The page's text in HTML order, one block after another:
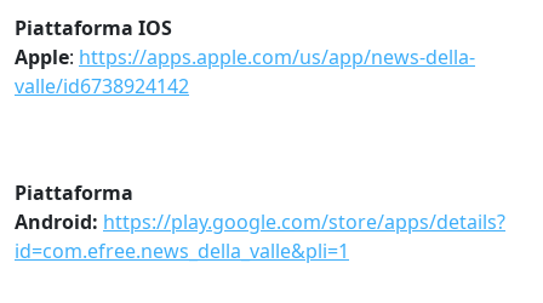
Piattaforma IOS
Apple: https://apps.apple.com/us/app/news-della-
valle/id6738924142
Piattaforma
Android: https://play.google.com/store/apps/details?
id=com.efree.news_della_valle&pli=1